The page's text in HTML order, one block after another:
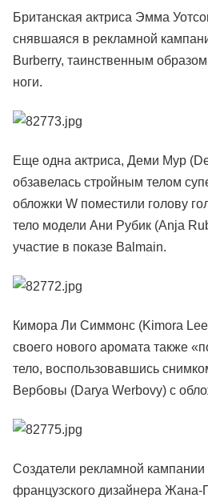
Британская актриса Эмма
снявшаяся в рекламной
Burberry, таинственным
ноги.
Еще одна актриса, Деми Мур
обзавелась стройным телом
обложки W поместили голову
тело модели Ани Рубик (Anja
участие в показе Balmain.
Кимора Ли Симмонс (Kimora
своего нового аромата также
тело, воспользовавшись
Вербовы (Darya Werbovy) с
Создатели рекламной кампании
французского дизайнера Жана-